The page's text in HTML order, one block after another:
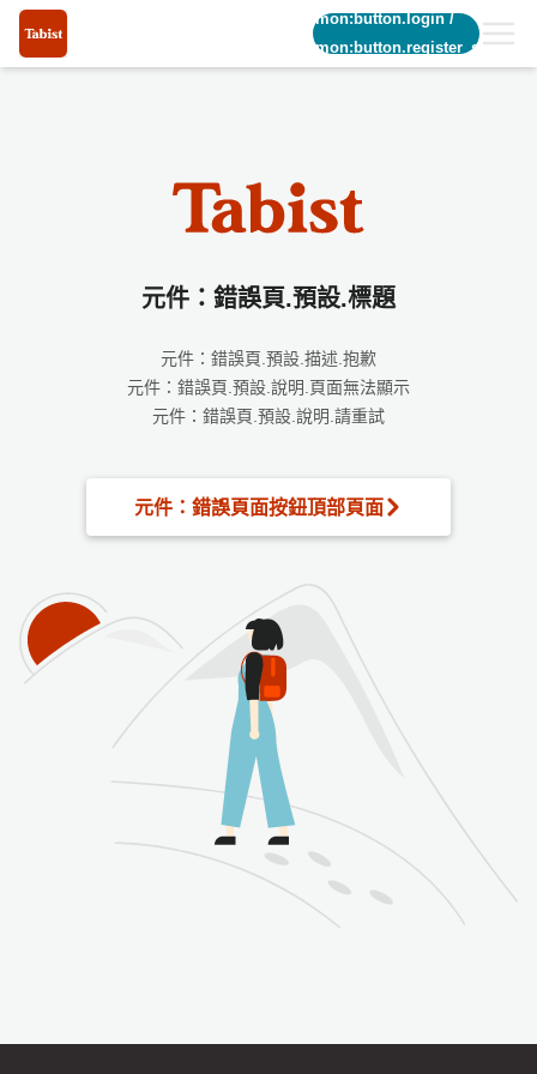
common:button.login/
common:button.register_short
元件：錯誤頁.預設.標題
元件：錯誤頁.預設.描述.抱歉
元件：錯誤頁.預設.說明.頁面無法顯示
元件：錯誤頁.預設.說明.請重試
元件：錯誤頁面按鈕頂部頁面